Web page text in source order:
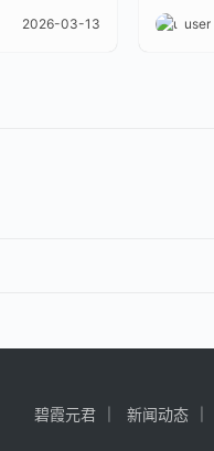
2026-03-13 user
碧霞元君 新闻动态